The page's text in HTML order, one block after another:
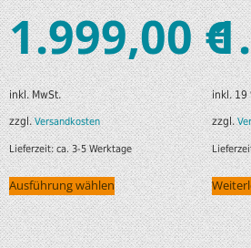
1.999,00€
inkl. MwSt.
zzgl.Versandkosten
Lieferzeit:ca. 3-5 Werktage
Ausführung wählen
inkl. 19
zzgl.